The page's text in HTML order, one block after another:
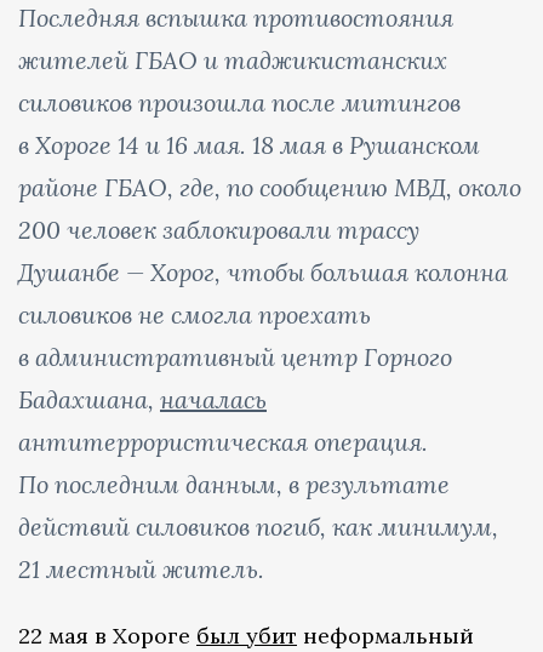
Последняя вспышка противостояния
жителей ГБАО и таджикистанских
силовиков произошла после митингов
в Хороге 14 и 16 мая. 18 мая в Рушанском
районе ГБАО, где, по сообщению МВД, около
200 человек заблокировали трассу
Душанбе — Хорог, чтобы большая колонна
силовиков не смогла проехать
в административный центр Горного
Бадахшана, началась
антитеррористическая операция.
По последним данным, в результате
действий силовиков погиб, как минимум,
21 местный житель.
22 мая в Хороге был убит неформальный